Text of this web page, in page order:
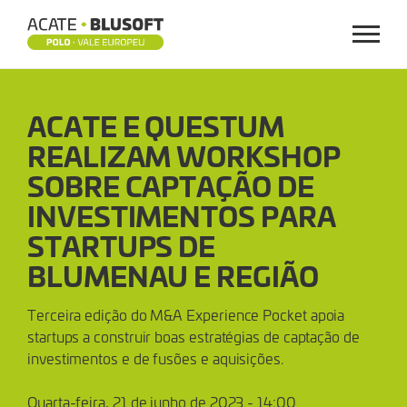
Menu
QUESTUM
REALIZAM
WORKSHOP
SOBRE
CAPTAÇÃO
ACATE E QUESTUM
REALIZAM WORKSHOP
SOBRE CAPTAÇÃO DE
INVESTIMENTOS PARA
STARTUPS DE
BLUMENAU E REGIÃO
Terceira edição do M&A Experience Pocket apoia
startups a construir boas estratégias de captação de
investimentos e de fusões e aquisições.
Quarta-feira, 21 de junho de 2023 - 14:00